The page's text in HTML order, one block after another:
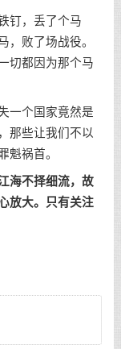
钉，丢了个马
，败了场战役。
切都因为那个马
一个国家竟然是
那些让我们不以
魁祸首。
海不择细流，故
放大。只有关注